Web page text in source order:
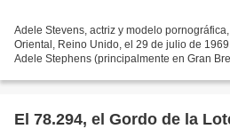
Adele Stevens, actriz y modelo
Oriental, Reino Unido, el 29 de julio de
Adele Stephens (principalmente en Gran
El 78.294, el Gordo de la